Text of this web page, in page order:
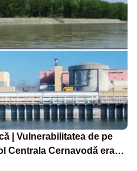
| Vulnerabilitatea de pe
Centrala Cernavodă era
Ceaușescu